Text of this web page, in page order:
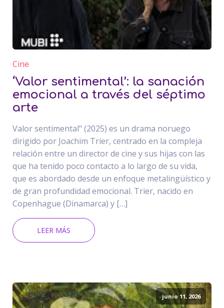
Cine
‘Valor sentimental’: la sanación
emocional a través del séptimo
arte
Valor sentimental" (2025) es un drama noruego
dirigido por Joachim Trier, centrado en la compleja
relación entre un director de cine y sus hijas con las
que ha tenido poco contacto a lo largo de su vida,
que es abordado desde un enfoque metalingüístico y
de gran profundidad emocional. Trier, nacido en
Copenhague (Dinamarca) y […]
LEER MÁS
junio 11, 2026